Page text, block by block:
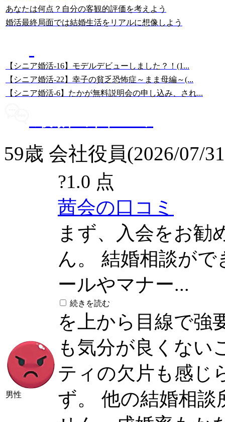
あなたは何点？自分の客観的評価を考えよう
婚活最終局面では結婚生活をリアルに想像しよう
【シニア婚活-16】モデルデビューしました？！(1...
【シニア婚活-22】幸子の貧乏恐怖症～まま母編～(...
【シニア婚活-6】たかが無料説明会の申し込み、され...
59歳 会社役員(2026/07/
男性
?1.0 点
茜会の口コミ
まず、入会をお勧
ん。 結婚相談が
ールやマナー...
続きを読む
を上から目線で強
も気分が良くない
ティの欠片も感じ
ず。 他の結婚相